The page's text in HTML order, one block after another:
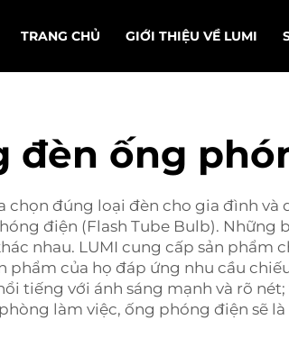
TRANG CHỦ GIỚI THIỆU VỀ LUMI
đèn ống
chọn đúng loại đèn cho gia đình
điện (Flash Tube Bulb).
nhau. LUMI cung cấp sản phẩm
phẩm của họ đáp ứng nhu cầu
tiếng với ánh sáng mạnh và rõ
làm việc, ống phóng điện sẽ